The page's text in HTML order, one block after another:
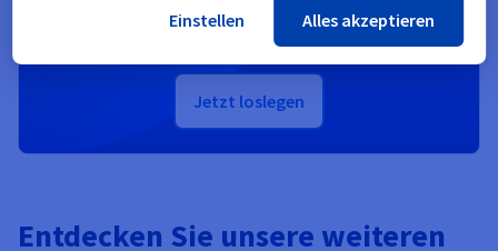
Wir bieten Ihnen200 €Gratis-Guthaben für Ihr erstes
Public-Cloud-Projekt.
Jetzt loslegen
Entdecken Sie unsere weiteren
Einstellen Alles akzeptieren